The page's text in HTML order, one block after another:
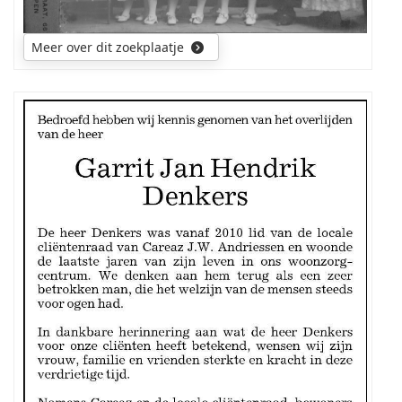
Maria
Sophia
Luijten
een
rechtstreekse
voorouder
Meer over dit zoekplaatje
Mijn
ouders
en
voorouders
van
overledene.
Wellicht
was